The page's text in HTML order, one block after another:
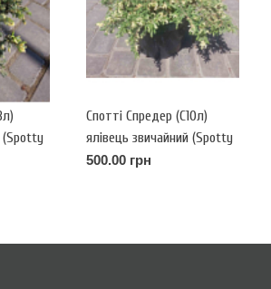
(Spotty
Спотті Спредер (С10л)
ялівець звичайний (Spotty
Spreader)
500.00 грн